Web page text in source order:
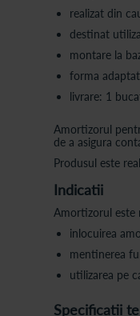
realizat din
destinat
montare la
forma
livrare: 1
Amortizorul
de a asigura
Produsul este
Indicatii
Amortizorul este
inlocuirea
mentinerea
utilizarea pe
Specificatii